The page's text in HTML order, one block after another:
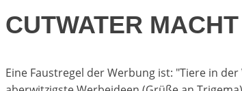
CUTWATER
Eine Faustregel der Werbung ist: "Tiere in